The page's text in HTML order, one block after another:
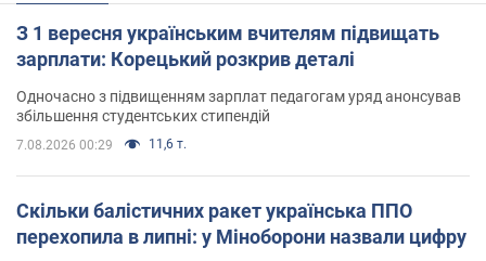
З 1 вересня українським вчителям підвищать
зарплати: Корецький розкрив деталі
Одночасно з підвищенням зарплат педагогам уряд анонсував
збільшення студентських стипендій
7.08.2026 00:29 11,6 т.
Скільки балістичних ракет українська ППО
перехопила в липні: у Міноборони назвали цифру